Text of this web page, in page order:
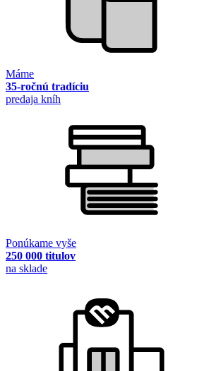
Máme
35-ročnú tradíciu
predaja kníh
Ponúkame vyše
250 000 titulov
na sklade